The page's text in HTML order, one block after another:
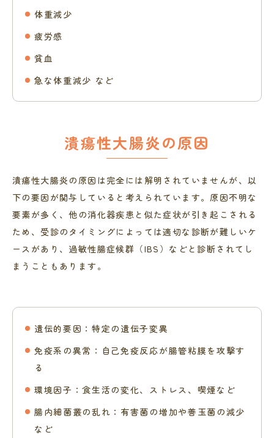
体重減少
疲労感
貧血
急な体重減少 など
潰瘍性大腸炎の原因
潰瘍性大腸炎の原因は完全には解明されていませんが、以
下の要因が関与していると考えられています。原因不明な
要素が多く、他の消化器疾患と似た症状が引き起こされる
ため、受診のタイミングによっては適切な診断が難しいケ
ースがあり、過敏性腸症候群（IBS）などと診断されてし
まうこともあります。
遺伝的要因：特定の遺伝子変異
免疫系の異常：自己免疫反応が腸管粘膜を攻撃す
る
環境因子：食生活の変化、ストレス、喫煙など
腸内細菌叢の乱れ：有害菌の増加や善玉菌の減少
など